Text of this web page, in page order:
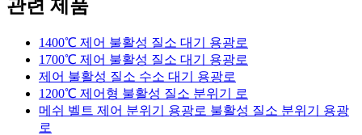
관련 제품
1400℃ 제어 불활성 질소 대기 용광로
1700℃ 제어 불활성 질소 대기 용광로
제어 불활성 질소 수소 대기 용광로
1200℃ 제어형 불활성 질소 분위기 로
메쉬 벨트 제어 분위기 용광로 불활성 질소 분위기 용광
로